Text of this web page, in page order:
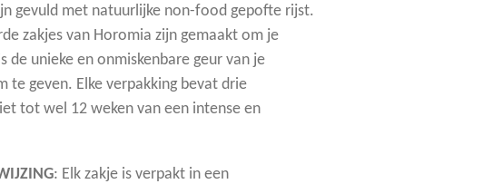
gevuld met natuurlijke non-food gepofte rijst.
zakjes van Horomia zijn gemaakt om je
de unieke en onmiskenbare geur van je
te geven. Elke verpakking bevat drie
tot wel 12 weken van een intense en
: Elk zakje is verpakt in een